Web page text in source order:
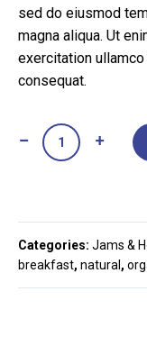
sed do eiusmod
magna aliqua. Ut
exercitation
consequat.
Quantity
Categories: Jams &
breakfast, natural ,